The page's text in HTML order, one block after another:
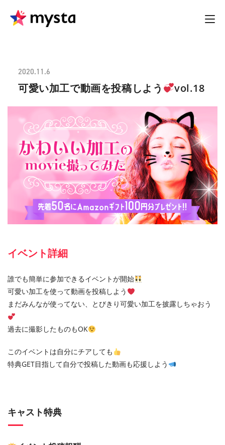
2020.11.6
可愛い加工で動画を投稿しよう vol.18
イベント詳細
誰でも簡単に参加できるイベントが開始
可愛い加工を使って動画を投稿しよう
まだみんなが使ってない、とびきり可愛い加工を披露しちゃおう
過去に撮影したものもOK
このイベントは自分にチアしても
特典GET目指して自分で投稿した動画も応援しよう
キャスト特典